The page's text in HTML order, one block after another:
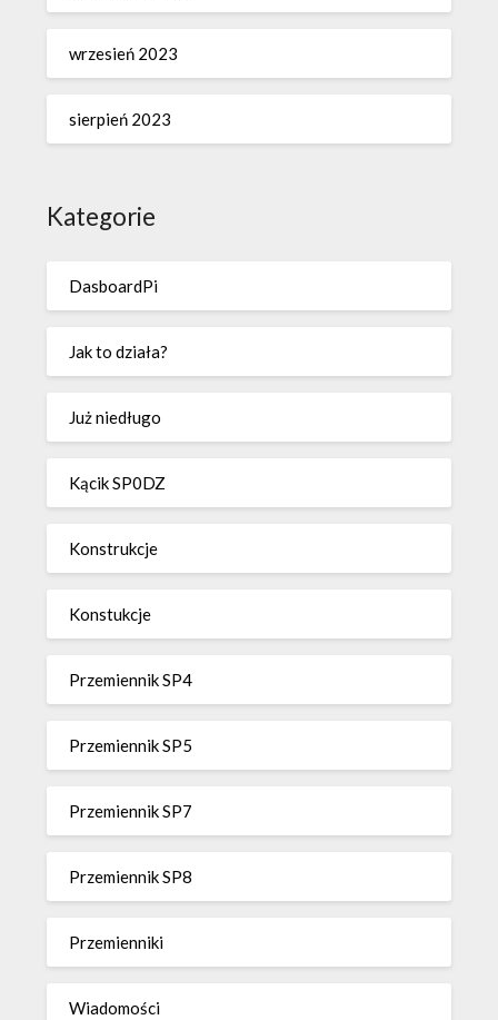
wrzesień 2023
sierpień 2023
Kategorie
DasboardPi
Jak to działa?
Już niedługo
Kącik SP0DZ
Konstrukcje
Konstukcje
Przemiennik SP4
Przemiennik SP5
Przemiennik SP7
Przemiennik SP8
Przemienniki
Wiadomości